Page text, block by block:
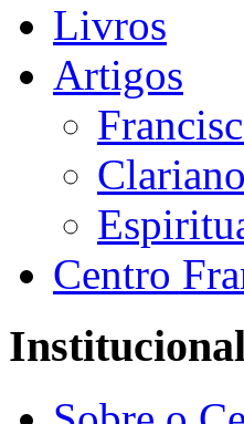
Livros
Artigos
Centro